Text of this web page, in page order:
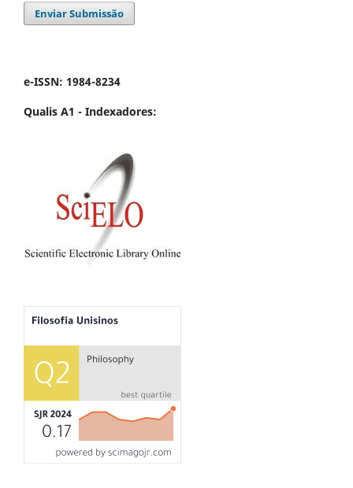
Enviar Submissão
e-ISSN: 1984-8234
Qualis A1 - Indexadores: